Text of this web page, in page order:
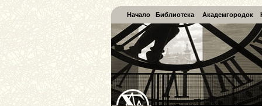
Начало Библиотека Академгородок